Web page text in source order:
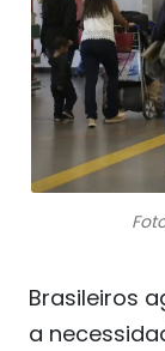
Brasileiros
a